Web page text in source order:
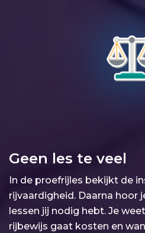
Geen les te veel
In de proefrijles bekijkt de
rijvaardigheid. Daarna hoor
lessen jij nodig hebt. Je
rijbewijs gaat kosten en